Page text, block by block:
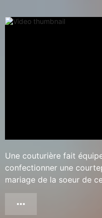
Une couturière fait
confectionner une
mariage de la soeur de